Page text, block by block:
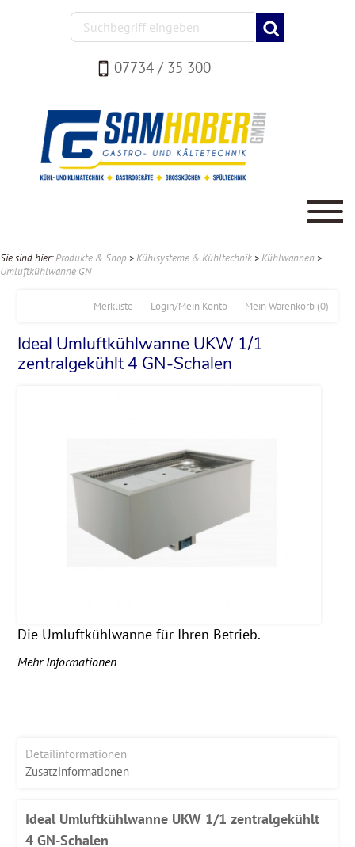
07734 / 35 300
Sie sind hier:Produkte & Shop >Kühlsysteme & Kühltechnik >Kühlwannen >
Umluftkühlwanne GN
Mein Warenkorb (0)
Login/Mein Konto
Merkliste
Ideal Umluftkühlwanne UKW 1/1
zentralgekühlt 4 GN-Schalen
Die Umluftkühlwanne für Ihren Betrieb.
Mehr Informationen
Detailinformationen
Zusatzinformationen
Ideal Umluftkühlwanne UKW 1/1 zentralgekühlt
4 GN-Schalen